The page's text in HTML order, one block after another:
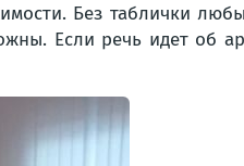
Без таблички
Если речь идет об